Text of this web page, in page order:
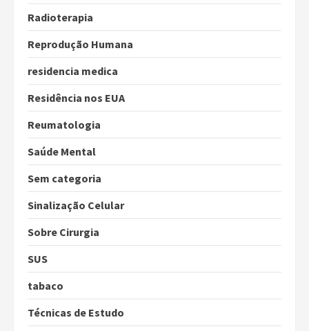
Radioterapia
Reprodução Humana
residencia medica
Residência nos EUA
Reumatologia
Saúde Mental
Sem categoria
Sinalização Celular
Sobre Cirurgia
SUS
tabaco
Técnicas de Estudo